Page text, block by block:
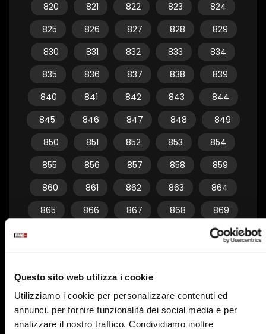
Questo sito web utilizza i cookie
Utilizziamo i cookie per personalizzare contenuti ed
annunci, per fornire funzionalità dei social media e per
analizzare il nostro traffico. Condividiamo inoltre
820
821 822 823
824
825
826 827 828
829
830
831 832 833
834
835
836 837 838
839
840
841 842 843
844
845
846 847 848
849
850
851 852 853
854
855
856 857 858
859
860
861 862 863
864
865
866 867 868
869
874
875
876 877 878
879
880
881 882
885
886 887 888
889
890
891 892 893 894